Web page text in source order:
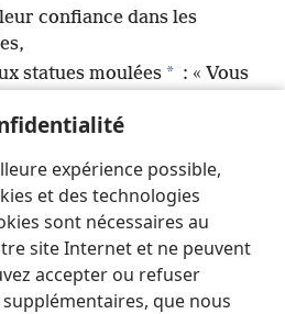
expérience possible,
et des technologies
sont nécessaires au
site Internet et ne peuvent
accepter ou refuser
que nous
confiance dans les
statues moulées * : « Vous
sourds !
vous qui êtes aveugles
n’est mon serviteur ?
que le messager que
que celui que j’ai